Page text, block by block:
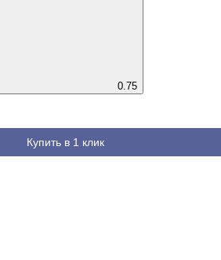
0.75
Купить в 1 клик